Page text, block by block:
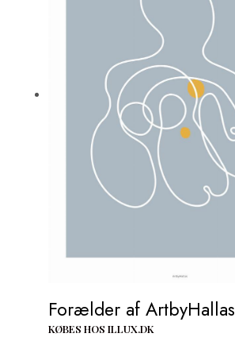
Forælder af ArtbyHallas
KØBES HOS ILLUX.DK